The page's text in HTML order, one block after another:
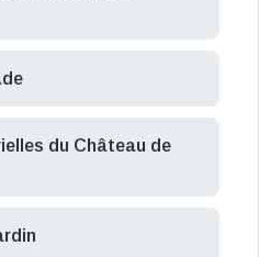
du Château de